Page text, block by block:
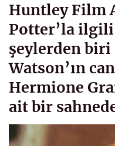
Huntley Film
Potter’la
şeylerden biri
Watson’ın
Hermione
ait bir